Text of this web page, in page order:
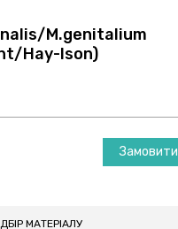
M.genitalium
Hay-Ison)
Замовити
МАТЕРІАЛУ